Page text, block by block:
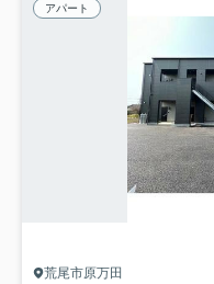
アパート
荒尾市原万田